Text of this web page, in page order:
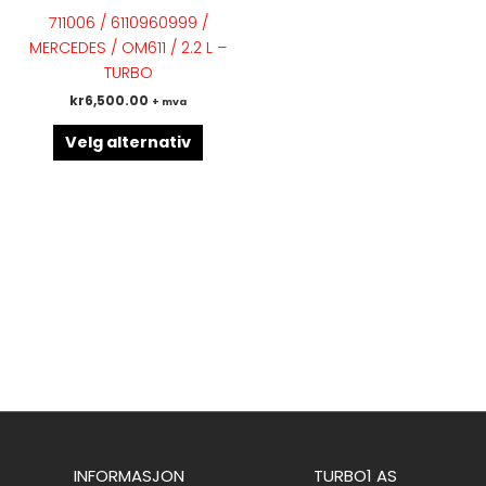
711006 / 6110960999 /
MERCEDES / OM611 / 2.2 L –
TURBO
kr6,500.00 + mva
Velg alternativ
flere
varianter.
Alternativene
produktsiden
INFORMASJON TURBO1 AS